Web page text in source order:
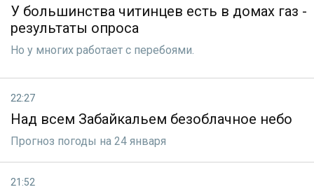
У большинства читинцев есть в домах газ -
результаты опроса
Но у многих работает с перебоями.
22:27
Над всем Забайкальем безоблачное небо
Прогноз погоды на 24 января
21:52